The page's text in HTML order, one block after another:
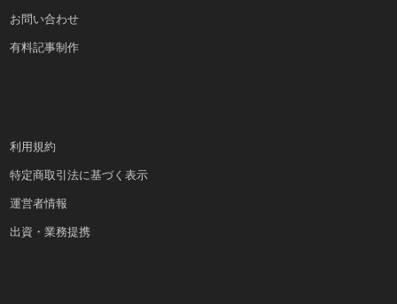
お問い合わせ
有料記事制作
利用規約
特定商取引法に基づく表示
運営者情報
出資・業務提携